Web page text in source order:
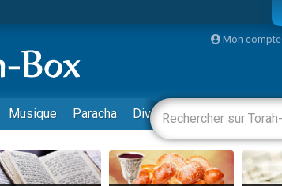
Vacances Pour les Enfants
dans un appartement insalubre
Mon compte
Musique Paracha Divertissements Livres